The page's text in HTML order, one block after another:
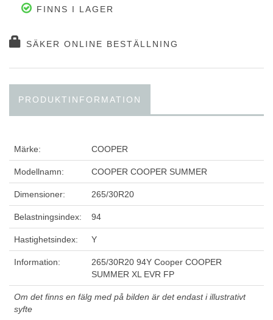
FINNS I LAGER
SÄKER ONLINE BESTÄLLNING
PRODUKTINFORMATION
Märke: COOPER
Modellnamn: COOPER COOPER SUMMER
Dimensioner: 265/30R20
Belastningsindex: 94
Hastighetsindex: Y
Information:
265/30R20 94Y Cooper COOPER
SUMMER XL EVR FP
Om det finns en fälg med på bilden är det endast i illustrativt
syfte